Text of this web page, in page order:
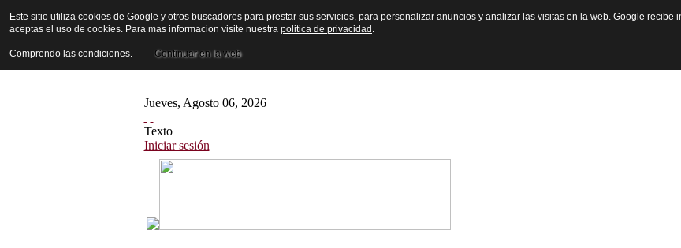
Jueves, Agosto 06, 2026
Texto
Iniciar sesión
Este sitio utiliza cookies de Google y otros buscadores para prestar sus servicios, para personalizar anuncios y analizar las visitas en la web. Google
aceptas el uso de cookies. Para mas informacion visite nuestra politica de privacidad .
Comprendo las condiciones. Continuar en la web